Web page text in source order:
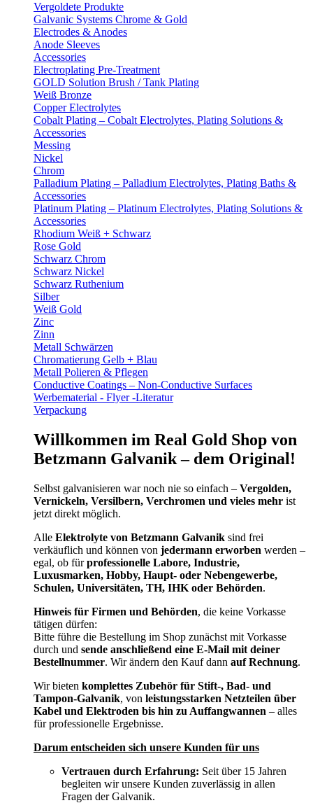
Vergoldete Produkte
Galvanic Systems Chrome & Gold
Electrodes & Anodes
Anode Sleeves
Accessories
Electroplating Pre-Treatment
GOLD Solution Brush / Tank Plating
Weiß Bronze
Copper Electrolytes
Cobalt Plating – Cobalt Electrolytes, Plating Solutions &
Accessories
Messing
Nickel
Chrom
Palladium Plating – Palladium Electrolytes, Plating Baths &
Accessories
Platinum Plating – Platinum Electrolytes, Plating Solutions &
Accessories
Rhodium Weiß + Schwarz
Rose Gold
Schwarz Chrom
Schwarz Nickel
Schwarz Ruthenium
Silber
Weiß Gold
Zinc
Zinn
Metall Schwärzen
Chromatierung Gelb + Blau
Metall Polieren & Pflegen
Conductive Coatings – Non-Conductive Surfaces
Werbematerial - Flyer -Literatur
Verpackung
Willkommen im Real Gold Shop von
Betzmann Galvanik – dem Original!
Selbst galvanisieren war noch nie so einfach – Vergolden,
Vernickeln, Versilbern, Verchromen und vieles mehr ist
jetzt direkt möglich.
Alle Elektrolyte von Betzmann Galvanik sind frei
verkäuflich und können von jedermann erworben werden –
egal, ob fürprofessionelle Labore, Industrie,
Luxusmarken, Hobby, Haupt- oder Nebengewerbe,
Schulen, Universitäten, TH, IHK oder Behörden.
Hinweis für Firmen und Behörden, die keine Vorkasse
tätigen dürfen:
Bitte führe die Bestellung im Shop zunächst mit Vorkasse
durch und sende anschließend eine E-Mail mit deiner
Bestellnummer. Wir ändern den Kauf dann auf Rechnung.
Wir bieten komplettes Zubehör für Stift-, Bad- und
Tampon-Galvanik, von leistungsstarken Netzteilen über
Kabel und Elektroden bis hin zu Auffangwannen – alles
für professionelle Ergebnisse.
Darum entscheiden sich unsere Kunden für uns
Vertrauen durch Erfahrung: Seit über 15 Jahren
begleiten wir unsere Kunden zuverlässig in allen
Fragen der Galvanik.